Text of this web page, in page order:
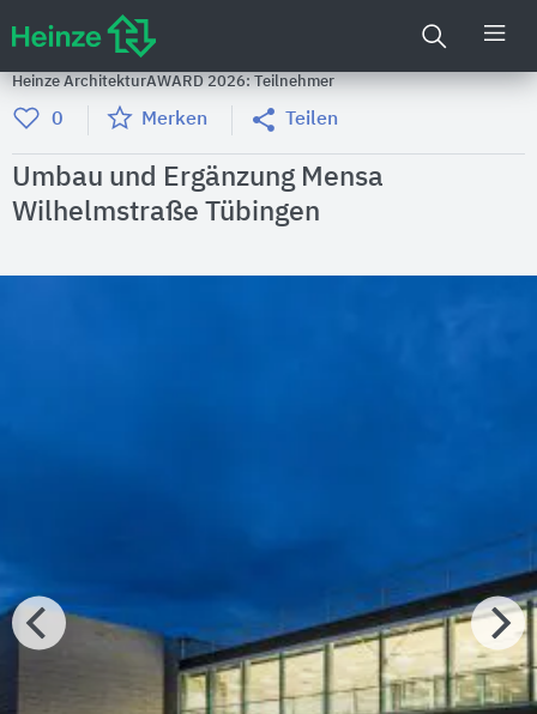
Heinze ArchitekturAWARD 2026: Teilnehmer
0 Merken Teilen
Umbau und Ergänzung Mensa
Wilhelmstraße Tübingen